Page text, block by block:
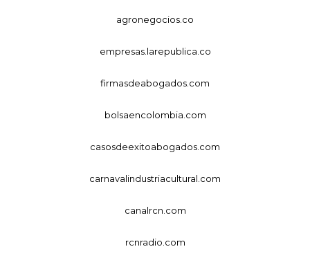
agronegocios.co
empresas.larepublica.co
firmasdeabogados.com
bolsaencolombia.com
casosdeexitoabogados.com
carnavalindustriacultural.com
canalrcn.com
rcnradio.com